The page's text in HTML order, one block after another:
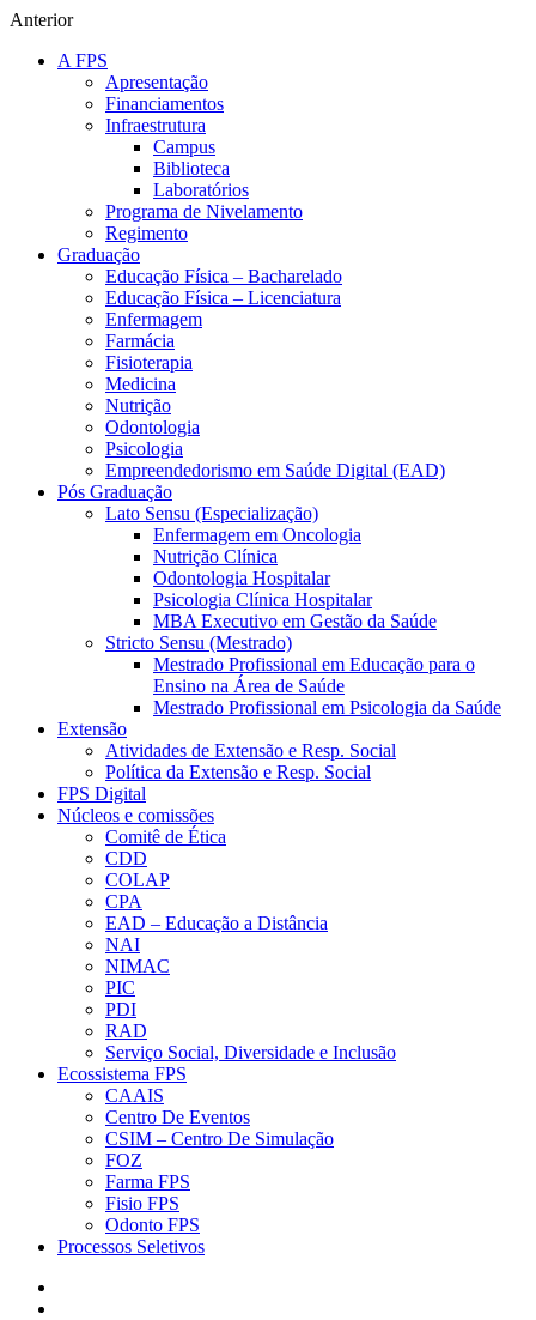
Anterior
A FPS
Apresentação
Financiamentos
Infraestrutura
Campus
Biblioteca
Laboratórios
Programa de Nivelamento
Regimento
Graduação
Educação Física – Bacharelado
Educação Física – Licenciatura
Enfermagem
Farmácia
Fisioterapia
Medicina
Nutrição
Odontologia
Psicologia
Empreendedorismo em Saúde Digital (EAD)
Pós Graduação
Lato Sensu (Especialização)
Enfermagem em Oncologia
Nutrição Clínica
Odontologia Hospitalar
Psicologia Clínica Hospitalar
MBA Executivo em Gestão da Saúde
Stricto Sensu (Mestrado)
Mestrado Profissional em Educação para o
Ensino na Área de Saúde
Mestrado Profissional em Psicologia da Saúde
Extensão
Atividades de Extensão e Resp. Social
Política da Extensão e Resp. Social
FPS Digital
Núcleos e comissões
Comitê de Ética
CDD
COLAP
CPA
EAD – Educação a Distância
NAI
NIMAC
PIC
PDI
RAD
Serviço Social, Diversidade e Inclusão
Ecossistema FPS
CAAIS
Centro De Eventos
CSIM – Centro De Simulação
FOZ
Farma FPS
Fisio FPS
Odonto FPS
Processos Seletivos